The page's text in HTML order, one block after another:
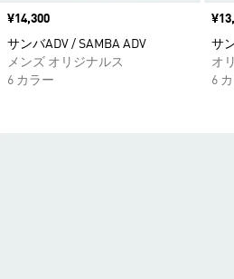
価格
¥14,300
サンバADV / SAMBA ADV
メンズ オリジナルス
6 カラー
価
サ
オ
6